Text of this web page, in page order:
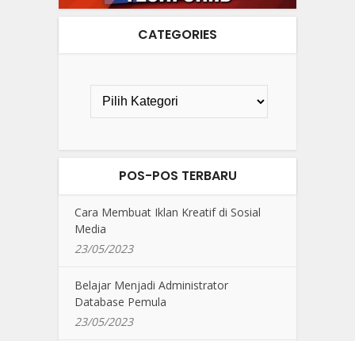
CATEGORIES
POS-POS TERBARU
Cara Membuat Iklan Kreatif di Sosial
Media
23/05/2023
Belajar Menjadi Administrator
Database Pemula
23/05/2023